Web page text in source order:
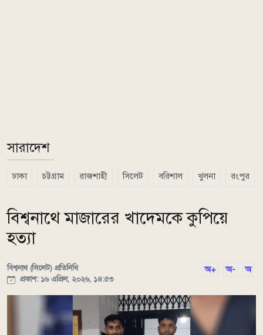
সারাদেশ
ঢাকা চট্টগ্রাম রাজশাহী সিলেট বরিশাল খুলনা রংপুর
বিশ্বনাথে মাজারের খাদেমকে কুপিয়ে
হত্যা
বিশ্বনাথ (সিলেট) প্রতিনিধি
প্রকাশ: ১৬ এপ্রিল, ২০২৬, ১৪:৫৩
অ+ অ- অ